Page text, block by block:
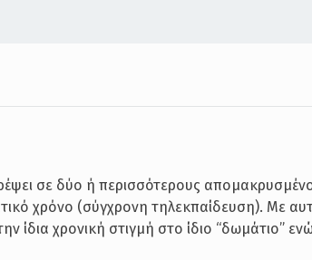
σε δύο ή περισσότερους
χρόνο (σύγχρονη τηλεκπαίδευση). Με
ίδια χρονική στιγμή στο ίδιο “δωμάτιο”